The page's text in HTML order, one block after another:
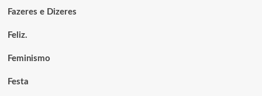
Fazeres e Dizeres
Feliz.
Feminismo
Festa